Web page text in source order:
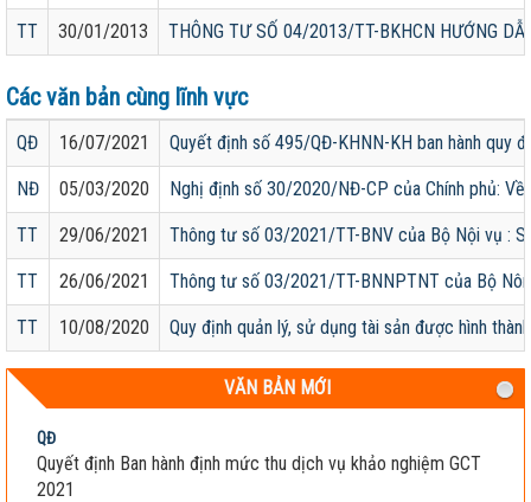
TT 30/01/2013 THÔNG TƯ SỐ 04/2013/TT-BKHCN HƯỚNG
Các văn bản cùng lĩnh vực
QĐ 16/07/2021 Quyết định số 495/QĐ-KHNN-KH ban hành quy
NĐ 05/03/2020 Nghị định số 30/2020/NĐ-CP của Chính phủ:
TT 29/06/2021 Thông tư số 03/2021/TT-BNV của Bộ Nội vụ :
TT 26/06/2021 Thông tư số 03/2021/TT-BNNPTNT của Bộ
TT 10/08/2020 Quy định quản lý, sử dụng tài sản được hình
VĂN BẢN MỚI
QĐ
Quyết định Ban hành định mức thu dịch vụ khảo nghiệm GCT
2021